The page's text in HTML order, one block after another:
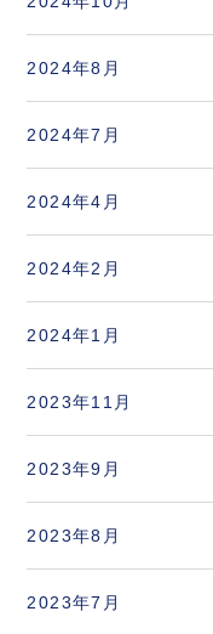
2024年8月
2024年7月
2024年4月
2024年2月
2024年1月
2023年11月
2023年9月
2023年8月
2023年7月